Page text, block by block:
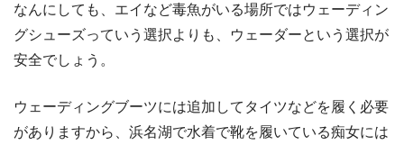
なんにしても、エイなど毒魚がいる場所ではウェーディン
グシューズっていう選択よりも、ウェーダーという選択が
安全でしょう。
ウェーディングブーツには追加してタイツなどを履く必要
がありますから、浜名湖で水着で靴を履いている痴女には